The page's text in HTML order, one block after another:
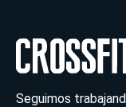
Seguimos